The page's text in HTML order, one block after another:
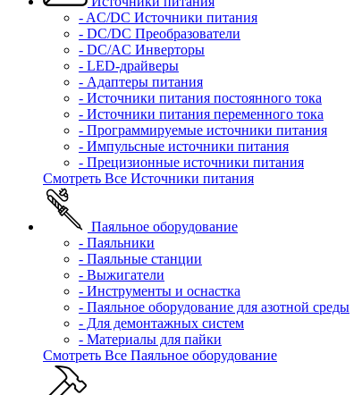
- AC/DC Источники питания
- DC/DC Преобразователи
- DC/AC Инверторы
- LED-драйверы
- Адаптеры питания
- Источники питания постоянного тока
- Источники питания переменного тока
- Программируемые источники питания
- Импульсные источники питания
- Прецизионные источники питания
Смотреть Все Источники питания
Паяльное оборудование
- Паяльники
- Паяльные станции
- Выжигатели
- Инструменты и оснастка
- Паяльное оборудование для азотной среды
- Для демонтажных систем
- Материалы для пайки
Смотреть Все Паяльное оборудование